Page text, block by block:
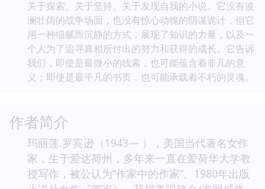
关于探索、关于坚持、关于发现自我的小说。它没有波
澜壮阔的战争场面，也没有惊心动魄的阴谋诡计，但它
用一种细腻而沉静的方式，展现了知识的力量，以及一
个人为了追寻真相所付出的努力和获得的成长。它告诉
我们，即使是最微小的线索，也可能蕴含着非凡的意
义；即使是最平凡的书页，也可能承载着不朽的灵魂。
作者简介
玛丽莲.罗宾逊（1943— ），美国当代著名女作
家，生于爱达荷州，多年来一直在爱荷华大学教
授写作，被公认为“作家中的作家”。1980年出版